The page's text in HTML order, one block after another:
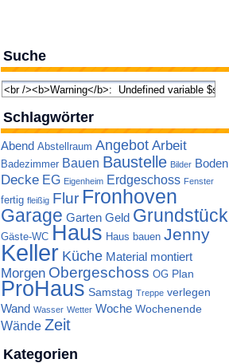
Suche
Schlagwörter
Abend Abstellraum Angebot Arbeit
Badezimmer Bauen Baustelle Bilder Boden
Decke EG Eigenheim Erdgeschoss Fenster
fertig fleißig Flur Fronhoven
Garage Garten Geld Grundstück
Gäste-WC Haus Haus bauen Jenny
Keller Küche Material montiert
Morgen Obergeschoss OG Plan
ProHaus Samstag Treppe verlegen
Wand Wasser Wetter Woche Wochenende
Wände Zeit
Kategorien